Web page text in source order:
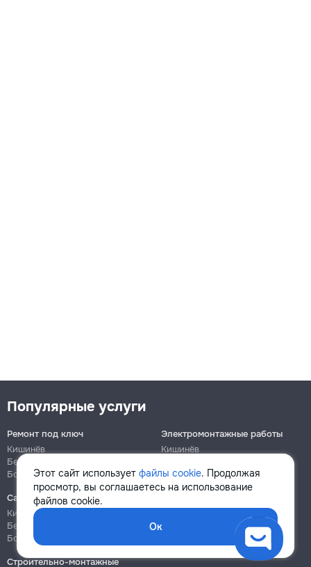
Этот сайт использует файлы cookie. Продолжая
просмотр, вы соглашаетесь на использование
файлов cookie.
Ок
Популярные услуги
Ремонт под ключ
Кишинёв
Бельцы
Ботаника
Электромонтажные работы
Кишинёв
Ботаника
Сантехнические работы
Кишинёв
Бельцы
Ботаника
Бельцы
Строительно-монтажные